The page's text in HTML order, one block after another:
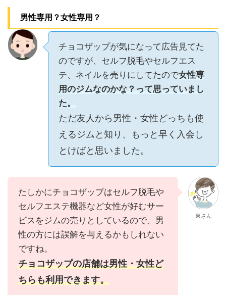
男性専用？女性専用？
チョコザップが気になって広告見てた
のですが、セルフ脱毛やセルフエス
テ、ネイルを売りにしてたので女性専
用のジムなのかな？って思っていまし
た。
ただ友人から男性・女性どっちも使
えるジムと知り、もっと早く入会し
とけばと思いました。
たしかにチョコザップはセルフ脱毛や
セルフエステ機器など女性が好むサー
ビスをジムの売りとしているので、男
性の方には誤解を与えるかもしれない
ですね。
チョコザップの店舗は男性・女性ど
ちらも利用できます。
東さん